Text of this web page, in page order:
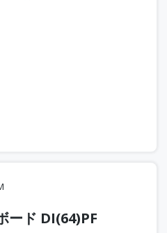
ード DI(64)PF